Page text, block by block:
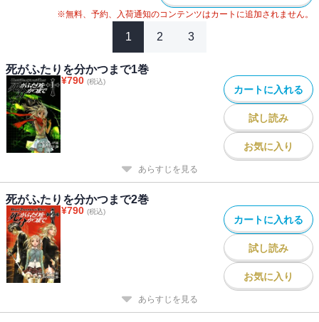
※無料、予約、入荷通知のコンテンツはカートに追加されません。
1 2 3
死がふたりを分かつまで1巻
¥790 (税込)
カートに入れる
試し読み
お気に入り
あらすじを見る
死がふたりを分かつまで2巻
¥790 (税込)
カートに入れる
試し読み
お気に入り
あらすじを見る